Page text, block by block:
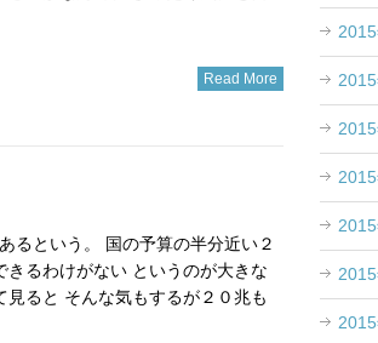
Read More
るという。 国の予算の半分近い２
きるわけがない というのが大きな
ると そんな気もするが２０兆も